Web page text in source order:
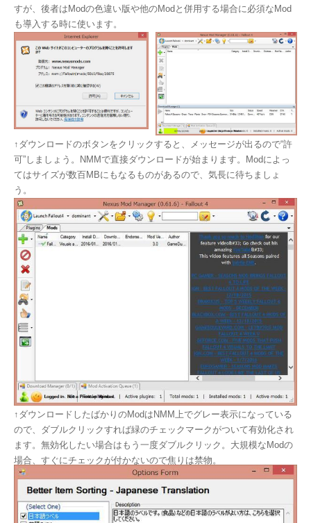
すが、後者はModの色違い版や他のModと併用する場合に必須なMod
も導入する時に使います。
↑ダウンロードのボタンをクリックすると、メッセージが出るので“許
可”しましょう。NMMで直接ダウンロードが始まります。Modによっ
てはサイズが数百MBにもなるものがあるので、気長に待ちましょ
う。
↑ダウンロードしたばかりのModはNMM上でグレー表示になっている
ので、ダブルクリックすれば緑のチェックマークがついて有効化され
ます。無効化したい場合はもう一度ダブルクリック。大規模なModの
場合、すぐにチェックが付かないので焦りは禁物。